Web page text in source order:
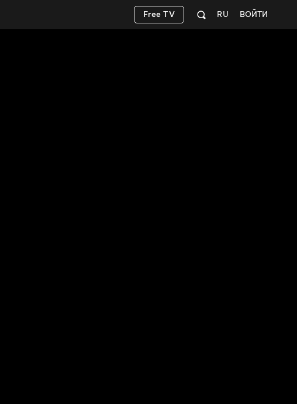
ВОЙТИ
RU
Free TV